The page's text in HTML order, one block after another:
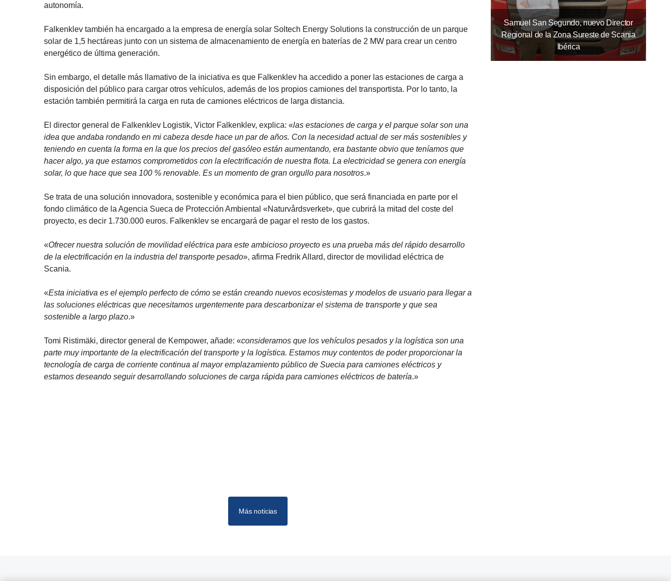
autonomía.
Falkenklev también ha encargado a la empresa de energía solar Soltech Energy Solutions la construcción de un parque
solar de 1,5 hectáreas junto con un sistema de almacenamiento de energía en baterías de 2 MW para crear un centro
energético de última generación.
Sin embargo, el detalle más llamativo de la iniciativa es que Falkenklev ha accedido a poner las estaciones de carga a
disposición del público para cargar otros vehículos, además de los propios camiones del transportista. Por lo tanto, la
estación también permitirá la carga en ruta de camiones eléctricos de larga distancia.
El director general de Falkenklev Logistik, Victor Falkenklev, explica: «las estaciones de carga y el parque solar son una
idea que andaba rondando en mi cabeza desde hace un par de años. Con la necesidad actual de ser más sostenibles y
teniendo en cuenta la forma en la que los precios del gasóleo están aumentando, era bastante obvio que teníamos que
hacer algo, ya que estamos comprometidos con la electrificación de nuestra flota. La electricidad se genera con energía
solar, lo que hace que sea 100 % renovable. Es un momento de gran orgullo para nosotros.»
Se trata de una solución innovadora, sostenible y económica para el bien público, que será financiada en parte por el
fondo climático de la Agencia Sueca de Protección Ambiental «Naturvårdsverket», que cubrirá la mitad del coste del
proyecto, es decir 1.730.000 euros. Falkenklev se encargará de pagar el resto de los gastos.
«Ofrecer nuestra solución de movilidad eléctrica para este ambicioso proyecto es una prueba más del rápido desarrollo
de la electrificación en la industria del transporte pesado», afirma Fredrik Allard, director de movilidad eléctrica de
Scania.
«Esta iniciativa es el ejemplo perfecto de cómo se están creando nuevos ecosistemas y modelos de usuario para llegar a
las soluciones eléctricas que necesitamos urgentemente para descarbonizar el sistema de transporte y que sea
sostenible a largo plazo.»
Tomi Ristimäki, director general de Kempower, añade: «consideramos que los vehículos pesados y la logística son una
parte muy importante de la electrificación del transporte y la logística. Estamos muy contentos de poder proporcionar la
tecnología de carga de corriente continua al mayor emplazamiento público de Suecia para camiones eléctricos y
estamos deseando seguir desarrollando soluciones de carga rápida para camiones eléctricos de batería.»
Más noticias
Samuel San Segundo, nuevo Director
Regional de la Zona Sureste de Scania
Ibérica